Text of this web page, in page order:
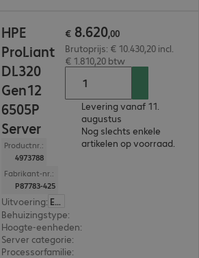
HPE
ProLiant
DL320
Gen12
6505P
Server
Productnr.:
4973788
Fabrikant-nr.:
P87783-425
Uitvoering: Europa
Behuizingstype:
Hoogte-eenheden:
Server categorie:
Processorfamilie:
€ 8.620,00
Brutoprijs: € 10.430,20 incl.
€ 1.810,20 btw
Levering vanaf 11.
augustus
Nog slechts enkele
artikelen op voorraad.